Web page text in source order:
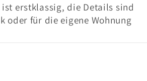
erstklassig, die Details sind
oder für die eigene Wohnung